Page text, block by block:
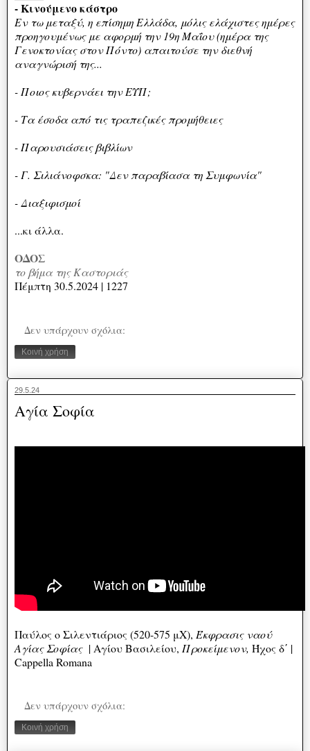
- Κινούμενο κάστρο
Εν τω μεταξύ, η επίσημη Ελλάδα, μόλις ελάχιστες ημέρες
προηγουμένως με αφορμή την 19η Μαΐου (ημέρα της
Γενοκτονίας στον Πόντο) απαιτούσε την διεθνή
αναγνώρισή της...
- Ποιος κυβερνάει την ΕΥΠ;
- Τα έσοδα από τις τραπεζικές προμήθειες
- Παρουσιάσεις βιβλίων
- Γ. Σιλιάνοφσκα: "Δεν παραβίασα τη Συμφωνία"
- Διαξιφισμοί
...κι άλλα.
ΟΔΟΣ
το βήμα της Καστοριάς
Πέμπτη 30.5.2024 | 1227
Δεν υπάρχουν σχόλια:
Κοινή χρήση
29.5.24
Αγία Σοφία
Παύλος ο Σιλεντιάριος (520-575 μΧ), Έκφρασις ναού
Αγίας Σοφίας| Αγίου Βασιλείου, Προκείμενον, Ήχος δ΄ |
Cappella Romana
Δεν υπάρχουν σχόλια:
Κοινή χρήση